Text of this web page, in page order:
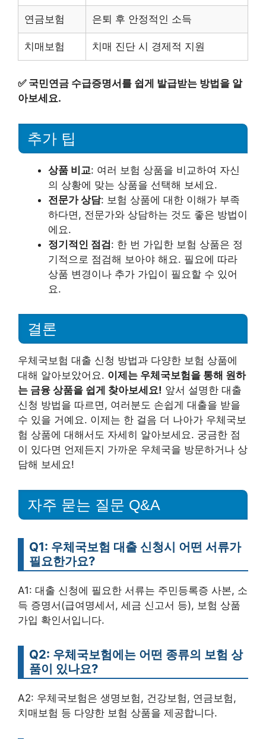
연금보험 은퇴 후 안정적인 소득
치매보험 치매 진단 시 경제적 지원
✅ 국민연금 수급증명서를 쉽게 발급받는 방법을 알
아보세요.
추가 팁
상품 비교: 여러 보험 상품을 비교하여 자신
의 상황에 맞는 상품을 선택해 보세요.
전문가 상담: 보험 상품에 대한 이해가 부족
하다면, 전문가와 상담하는 것도 좋은 방법이
에요.
정기적인 점검: 한 번 가입한 보험 상품은 정
기적으로 점검해 보아야 해요. 필요에 따라
상품 변경이나 추가 가입이 필요할 수 있어
요.
결론
우체국보험 대출 신청 방법과 다양한 보험 상품에
대해 알아보았어요. 이제는 우체국보험을 통해 원하
는 금융 상품을 쉽게 찾아보세요! 앞서 설명한 대출
신청 방법을 따르면, 여러분도 손쉽게 대출을 받을
수 있을 거예요. 이제는 한 걸음 더 나아가 우체국보
험 상품에 대해서도 자세히 알아보세요. 궁금한 점
이 있다면 언제든지 가까운 우체국을 방문하거나 상
담해 보세요!
자주 묻는 질문 Q&A
Q1: 우체국보험 대출 신청시 어떤 서류가
필요한가요?
A1: 대출 신청에 필요한 서류는 주민등록증 사본, 소
득 증명서(급여명세서, 세금 신고서 등), 보험 상품
가입 확인서입니다.
Q2: 우체국보험에는 어떤 종류의 보험 상
품이 있나요?
A2: 우체국보험은 생명보험, 건강보험, 연금보험,
치매보험 등 다양한 보험 상품을 제공합니다.